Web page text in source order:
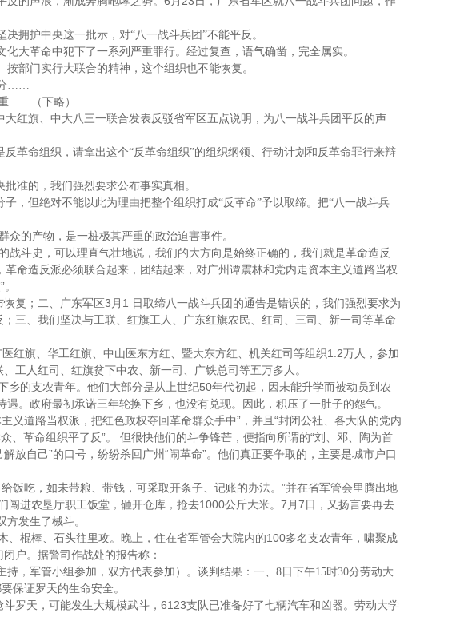
决拥护中央这一批示，对“八一战斗兵团 ”不能平反。
大革命中犯下了一系列严重罪行。经过复查，语气确凿，完全属实。
部门实行大联合的精神，这个组织也不能恢复。
……
…… （下略）
大红旗、中大八三一联合发表反驳省军区五点说明，为八一战斗兵团平反的声
反革命组织，请拿出这个“反革命组织”的组织纲领、行动计划和反革命罪行来辩
准的，我们强烈要求公布事实真相。
，但绝对不能以此为理由把整个组织打成“反革命”予以取缔。把“八一战斗兵
众的产物，是一桩极其严重的政治迫害事件。
的战斗史，可以理直气壮地说，我们的大方向是始终正确的，我们就是革命造反
命造反派必须联合起来，团结起来，对广州谭震林和党内走资本主义道路当权
”。
恢复；二、广东军区3 月 1
日取缔八一战斗兵团的通告是错误的，我们强烈要求为
三、我们坚决与工联、红旗工人、广东红旗农民、红司、三司、新一司等革命
红旗、华工红旗、中山医东方红、暨大东方红、机关红司等组织1.2万人，参加
工人红司、红旗贫下中农、新一司、广铁总司等五万多人。
乡的支农青年。他们大部分是从上世纪50年代初起，因未能升学而被动员到农
。政府最初承诺三年轮换下乡，也没有兑现。因此，积压了一肚子的怨气。
义道路当权派，把红色政权夺回革命群众手中” ，并且 “封闭公社、各大队的党内
、革命组织平了反”。 但很快他们的斗争锋芒，便指向所谓的“刘、邓、陶为首
解放自己”的口号，纷纷杀回广州 “闹革命”。他们真正要争取的，主要是城市户口
饭吃，如未带粮、带钱，可采取开条子、记账的办法。 ”并在省军管会里腾出地
闯进农垦厅职工饭堂，砸开仓库，抢去1000公斤大米。 7 月 7 日 ，又扬言要再去
发生了械斗。
、棍棒、石头往里攻。晚上，住在省军管会大院内的100多名支农青年，啸聚成
闭户。据警司作战处的报告称：
，军管小组参加，双方代表参加）。谈判结果：一、 8 日下午15时30分劳动大
保证罗天的生命安全。
罗天，可能发生大规模武斗， 6123支队已准备好了七辆汽车和凶器。劳动大学